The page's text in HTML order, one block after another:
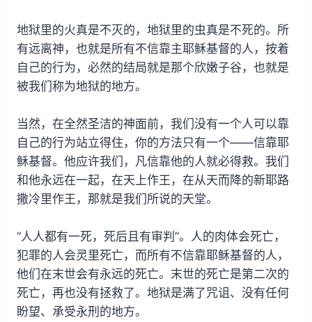
地狱里的火真是不灭的，地狱里的虫真是不死的。所
有远离神，也就是所有不信靠主耶稣基督的人，按着
自己的行为，必然的结局就是那个欣嫩子谷，也就是
被我们称为地狱的地方。
当然，在全然圣洁的神面前，我们没有一个人可以靠
自己的行为站立得住，你的方法只有一个——信靠耶
稣基督。他应许我们，凡信靠他的人就必得救。我们
和他永远在一起，在天上作王，在从天而降的新耶路
撒冷里作王，那就是我们所说的天堂。
“人人都有一死，死后且有审判”。人的肉体会死亡，
犯罪的人会灵里死亡，而所有不信靠耶稣基督的人，
他们在末世会有永远的死亡。末世的死亡是第二次的
死亡，再也没有拯救了。地狱是满了咒诅、没有任何
盼望、承受永刑的地方。